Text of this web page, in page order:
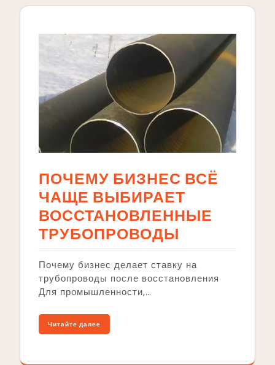
ПОЧЕМУ БИЗНЕС ВСЁ
ЧАЩЕ ВЫБИРАЕТ
ВОССТАНОВЛЕННЫЕ
ТРУБОПРОВОДЫ
Почему бизнес делает ставку на
трубопроводы после восстановления
Для промышленности,…
Читайте далее